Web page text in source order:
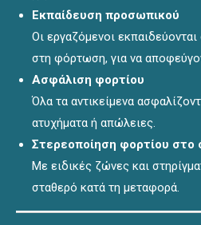
Εκπαίδευση προσωπικού
Οι εργαζόμενοι
στη φόρτωση, για να
Ασφάλιση φορτίου
Όλα τα αντικείμενα
ατυχήματα ή απώλειες.
Στερεοποίηση φορτίου στο
Με ειδικές ζώνες και
σταθερό κατά τη μεταφορά.